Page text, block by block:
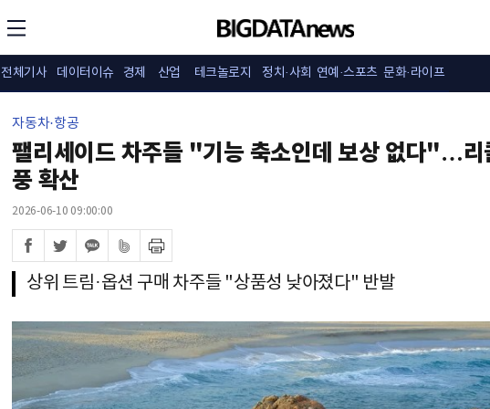
전체기사 데이터이슈 경제 산업 테크놀로지 정치·사회 연예·스포츠 문화·라이프
자동차·항공
팰리세이드 차주들 "기능 축소인데 보상 없다"…리
풍 확산
2026-06-10 09:00:00
상위 트림·옵션 구매 차주들 "상품성 낮아졌다" 반발